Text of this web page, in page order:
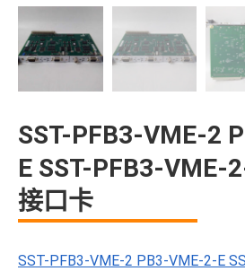
SST-PFB3-VME-2
E SST-PFB3-VME-
接口卡
SST-PFB3-VME-2 PB3-VME-2-E